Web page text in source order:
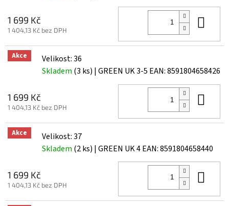
1 699 Kč
1 404,13 Kč bez DPH
Akce
Velikost: 36
Skladem (3 ks) | GREEN UK 3-5 EAN:8591804658426
1 699 Kč
1 404,13 Kč bez DPH
Akce
Velikost: 37
Skladem (2 ks) | GREEN UK 4EAN:8591804658440
1 699 Kč
1 404,13 Kč bez DPH